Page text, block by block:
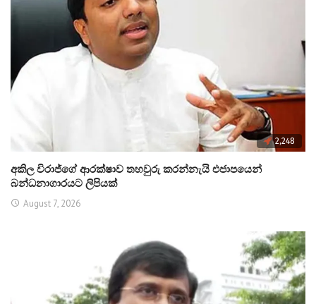
2,248
අකිල විරාජ්ගේ ආරක්ෂාව තහවුරු කරන්නැයි එජාපයෙන්
බන්ධනාගාරයට ලිපියක්
August 7, 2026